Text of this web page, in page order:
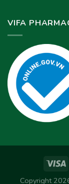
VIFA
Copyright